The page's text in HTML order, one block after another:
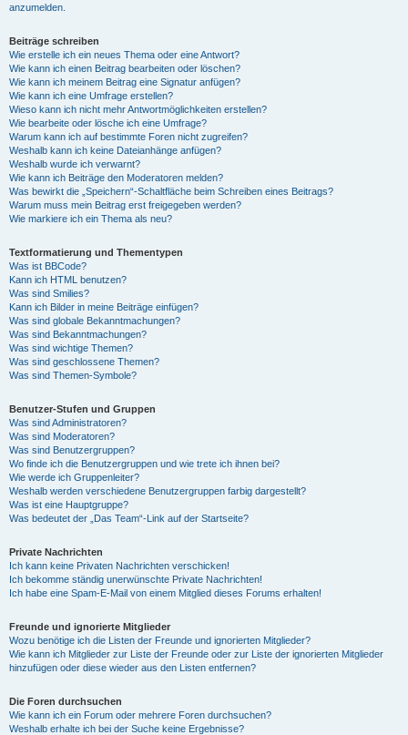
anzumelden.
Beiträge schreiben
Wie erstelle ich ein neues Thema oder eine Antwort?
Wie kann ich einen Beitrag bearbeiten oder löschen?
Wie kann ich meinem Beitrag eine Signatur anfügen?
Wie kann ich eine Umfrage erstellen?
Wieso kann ich nicht mehr Antwortmöglichkeiten erstellen?
Wie bearbeite oder lösche ich eine Umfrage?
Warum kann ich auf bestimmte Foren nicht zugreifen?
Weshalb kann ich keine Dateianhänge anfügen?
Weshalb wurde ich verwarnt?
Wie kann ich Beiträge den Moderatoren melden?
Was bewirkt die „Speichern“-Schaltfläche beim Schreiben eines Beitrags?
Warum muss mein Beitrag erst freigegeben werden?
Wie markiere ich ein Thema als neu?
Textformatierung und Thementypen
Was ist BBCode?
Kann ich HTML benutzen?
Was sind Smilies?
Kann ich Bilder in meine Beiträge einfügen?
Was sind globale Bekanntmachungen?
Was sind Bekanntmachungen?
Was sind wichtige Themen?
Was sind geschlossene Themen?
Was sind Themen-Symbole?
Benutzer-Stufen und Gruppen
Was sind Administratoren?
Was sind Moderatoren?
Was sind Benutzergruppen?
Wo finde ich die Benutzergruppen und wie trete ich ihnen bei?
Wie werde ich Gruppenleiter?
Weshalb werden verschiedene Benutzergruppen farbig dargestellt?
Was ist eine Hauptgruppe?
Was bedeutet der „Das Team“-Link auf der Startseite?
Private Nachrichten
Ich kann keine Privaten Nachrichten verschicken!
Ich bekomme ständig unerwünschte Private Nachrichten!
Ich habe eine Spam-E-Mail von einem Mitglied dieses Forums erhalten!
Freunde und ignorierte Mitglieder
Wozu benötige ich die Listen der Freunde und ignorierten Mitglieder?
Wie kann ich Mitglieder zur Liste der Freunde oder zur Liste der ignorierten Mitglieder
hinzufügen oder diese wieder aus den Listen entfernen?
Die Foren durchsuchen
Wie kann ich ein Forum oder mehrere Foren durchsuchen?
Weshalb erhalte ich bei der Suche keine Ergebnisse?